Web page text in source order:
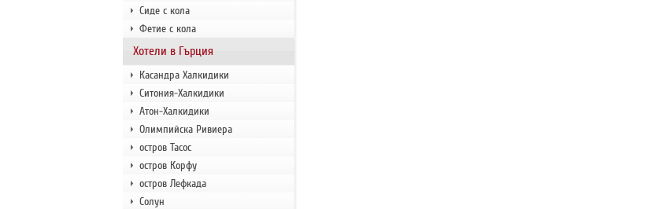
Сиде с кола
Фетие с кола
Хотели в Гърция
Касандра Халкидики
Ситония-Халкидики
Атон-Халкидики
Олимпийска Ривиера
остров Тасос
остров Корфу
остров Лефкада
Солун